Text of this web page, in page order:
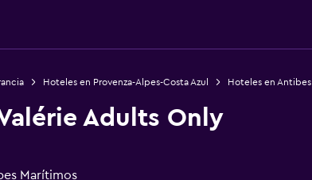
Hoteles en Provenza-Alpes-Costa Azul Hoteles en Antibes
Adults Only
Marítimos